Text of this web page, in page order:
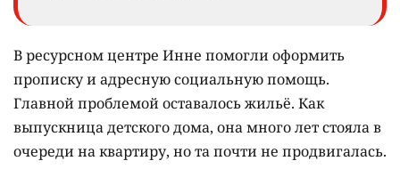
В ресурсном центре Инне помогли оформить
прописку и адресную социальную помощь.
Главной проблемой оставалось жильё. Как
выпускница детского дома, она много лет стояла в
очереди на квартиру, но та почти не продвигалась.